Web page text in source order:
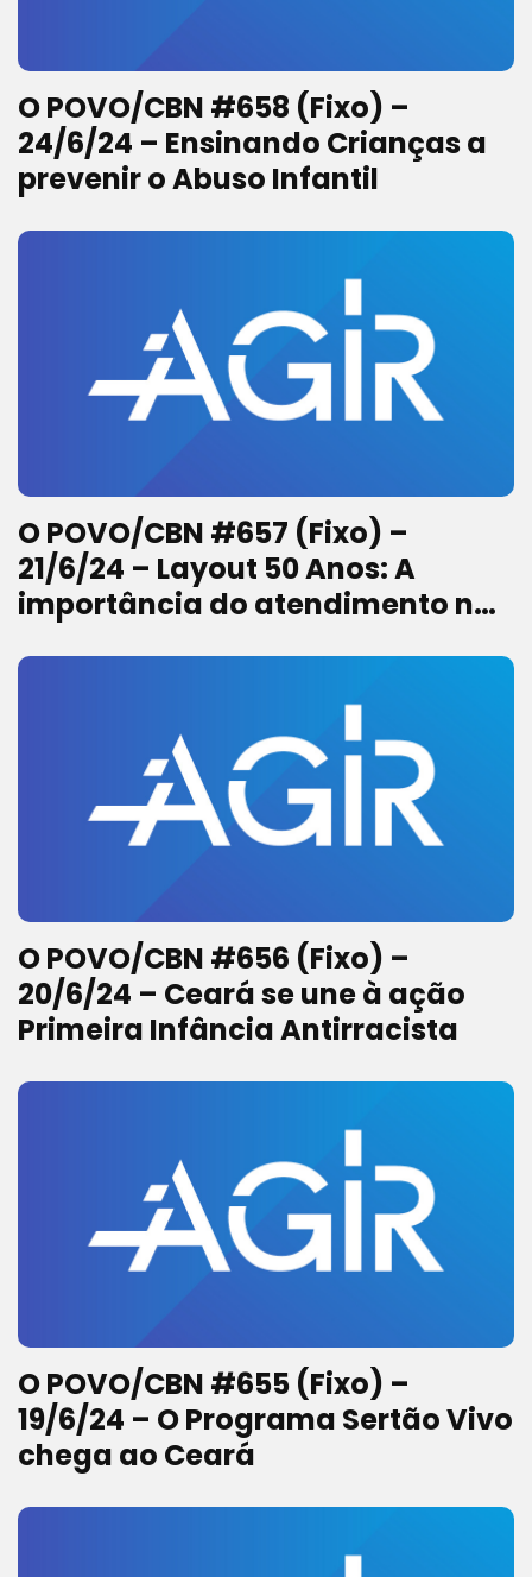
O POVO/CBN #658 (Fixo) –
24/6/24 – Ensinando Crianças a
prevenir o Abuso Infantil
O POVO/CBN #657 (Fixo) –
21/6/24 – Layout 50 Anos: A
importância do atendimento na
publicidade
O POVO/CBN #656 (Fixo) –
20/6/24 – Ceará se une à ação
Primeira Infância Antirracista
O POVO/CBN #655 (Fixo) –
19/6/24 – O Programa Sertão Vivo
chega ao Ceará